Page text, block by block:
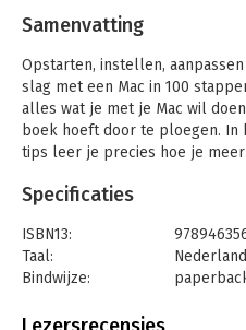
Samenvatting
Opstarten, instellen,
slag met een Mac in 100
alles wat je met je Mac wil
boek hoeft door te ploegen.
tips leer je precies hoe je meer
verschil.
Elke tip staat op zichzelf en
beeld en rechts een heldere
gebruik je het. Van bestanden
begrijpelijke taal die je meteen
Specificaties
ISBN13:
Taal:
Bindwijze:
Uitgever: